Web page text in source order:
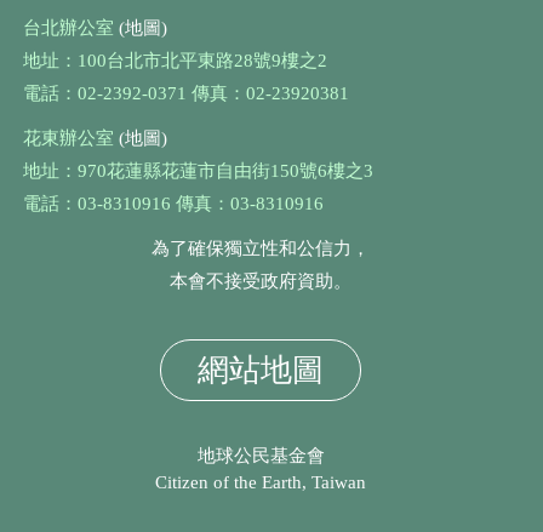
台北辦公室 (地圖)
地址：100台北市北平東路28號9樓之2
電話：02-2392-0371 傳真：02-23920381
花東辦公室 (地圖)
地址：970花蓮縣花蓮市自由街150號6樓之3
電話：03-8310916 傳真：03-8310916
為了確保獨立性和公信力，
本會不接受政府資助。
網站地圖
地球公民基金會
Citizen of the Earth, Taiwan